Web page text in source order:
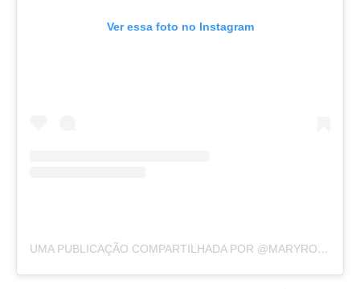
Ver essa foto no Instagram
UMA PUBLICAÇÃO COMPARTILHADA POR @MARYROSEM